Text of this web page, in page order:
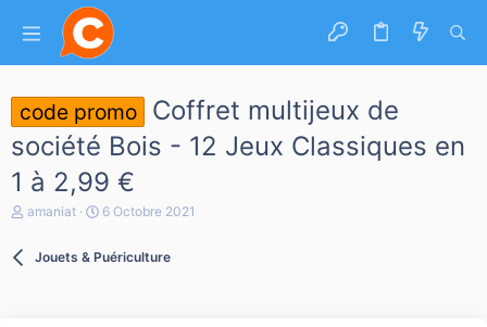
code promo
Coffret multijeux de
société Bois - 12 Jeux Classiques en
1 à 2,99 €
A
amaniat
D
e
6 Octobre 2021
Jouets & Puériculture